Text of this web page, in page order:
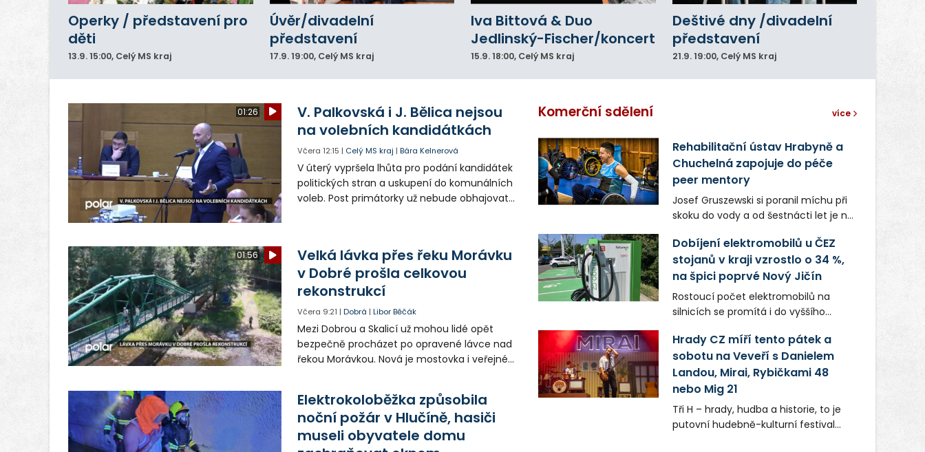
Operky / představení pro
děti
13.9.15:00, Celý MS kraj
Úvěr/divadelní
představení
17.9. 19:00, Celý MS kraj
Iva Bittová & Duo
Jedlinský-Fischer/koncert
15.9.18:00, Celý MS kraj
Deštivé dny /divadelní
představení
21.9. 19:00, Celý MS kraj
01:26
V. Palkovská i J. Bělica nejsou
na volebních kandidátkách
Včera 12:15 | Celý MS kraj |Bára Kelnerová
V úterý vypršela lhůta pro podání kandidátek
politických stran a uskupení do komunálních
voleb. Post primátorky už nebude obhajovat
01:56
Velká lávka přes řeku Morávku
v Dobré prošla celkovou
rekonstrukcí
Včera 9:21 |Dobrá |Libor Běčák
Mezi Dobrou a Skalicí už mohou lidé opět
bezpečně procházet po opravené lávce nad
řekou Morávkou. Nová je mostovka i veřejné
Elektrokoloběžka způsobila
noční požár v Hlučíně, hasiči
museli obyvatele domu
Komerční sdělení více
Rehabilitační ústav Hrabyně a
Chuchelná zapojuje do péče
peer mentory
Josef Gruszewski si poranil míchu při
skoku do vody a od šestnácti let je na
mentor České asociace paraplegiků
CZEPA předává své zkušenosti lidem,
kteří se dostali do podobné situace. K
co největší samostatnosti pomáhá
také pacientům hrabyňského
rehabilitačního ústavu.
Dobíjení elektromobilů u ČEZ
stojanů v kraji vzrostlo o 34 %,
na špici poprvé Nový Jičín
Rostoucí počet elektromobilů na
silnicích se promítá i do vyššího
Moravskoslezském kraji. Ve srovnání
se stejným obdobím loňského roku
vzrostl odběr o 34 %. Pomyslná první
příčka v „tankování“ se poprvé v
historii přesunula z Ostravy pod
Beskydy: Nejvytíženější byly stojany u
hypermarketu Tesco v Novém Jičíně,
Hrady CZ míří tento pátek a
sobotu na Veveří s Danielem
Landou, Mirai, Rybičkami 48
nebo Mig 21
Tři H – hrady, hudba a historie, to je
putovní hudebně-kulturní festival